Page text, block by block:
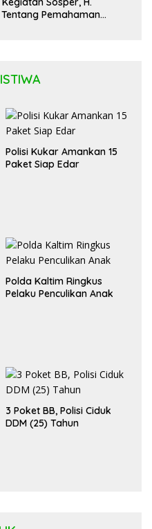
Pemahaman
Polisi Kukar Amankan 15
Paket Siap Edar
Polda Kaltim Ringkus
Pelaku Penculikan Anak
3 Poket BB, Polisi Ciduk
DDM (25) Tahun